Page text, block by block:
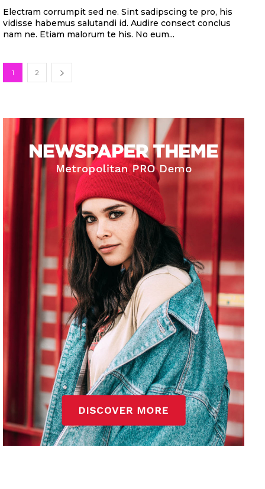
Electram corrumpit sed ne. Sint sadipscing te pro, his
vidisse habemus salutandi id. Audire consect conclus
nam ne. Etiam malorum te his. No eum...
1 2